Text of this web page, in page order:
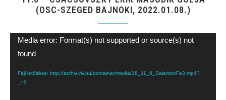
(OSC-SZEGED BAJNOKI, 2022.01.08.)
Videólejátszó
Media error: Format(s) not supported or source(s) not
found
Fájl letöltése: http://archiv.vlv.hu/container/media/18_11_6_SalamonFe3.mp4?
_=2